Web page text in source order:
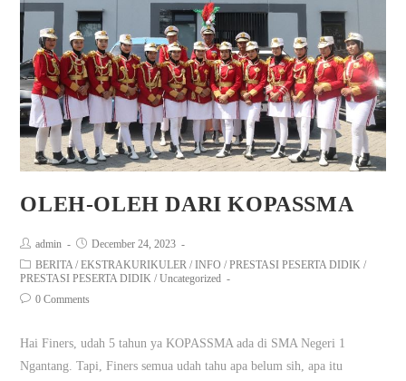
OLEH-OLEH DARI KOPASSMA
admin
December 24, 2023
BERITA / EKSTRAKURIKULER / INFO / PRESTASI PESERTA DIDIK /
PRESTASI PESERTA DIDIK / Uncategorized
0 Comments
Hai Finers, udah 5 tahun ya KOPASSMA ada di SMA Negeri 1
Ngantang. Tapi, Finers semua udah tahu apa belum sih, apa itu